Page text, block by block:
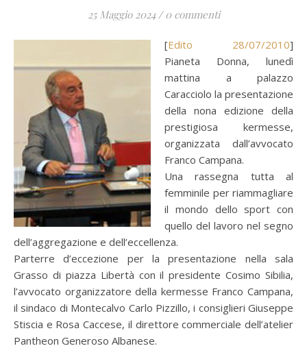
25 Maggio 2024 / 0 commenti
[ Edito 28/07/2010]
Pianeta Donna, lunedì
mattina a palazzo
Caracciolo la presentazione
della nona edizione della
prestigiosa kermesse,
organizzata dall’avvocato
Franco Campana.
Una rassegna tutta al
femminile per riammagliare
il mondo dello sport con
quello del lavoro nel segno
dell’aggregazione e dell’eccellenza.
Parterre d’eccezione per la presentazione nella sala
Grasso di piazza Libertà con il presidente Cosimo Sibilia,
l’avvocato organizzatore della kermesse Franco Campana,
il sindaco di Montecalvo Carlo Pizzillo, i consiglieri Giuseppe
Stiscia e Rosa Caccese, il direttore commerciale dell’atelier
Pantheon Generoso Albanese.